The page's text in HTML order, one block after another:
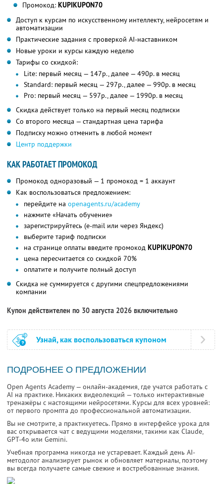
Промокод: KUPIKUPON70
Доступ к курсам по искусственному интеллекту, нейросетям и
автоматизации
Практические задания с проверкой AI-наставником
Новые уроки и курсы каждую неделю
Тарифы со скидкой:
Lite: первый месяц — 147р., далее — 490р. в месяц
Standard: первый месяц — 297р., далее — 990р. в месяц
Pro: первый месяц — 597р., далее — 1990р. в месяц
Скидка действует только на первый месяц подписки
Со второго месяца — стандартная цена тарифа
Подписку можно отменить в любой момент
Центр поддержки
КАК РАБОТАЕТ ПРОМОКОД
Промокод одноразовый — 1 промокод = 1 аккаунт
Как воспользоваться предложением:
перейдите на openagents.ru/academy
нажмите «Начать обучение»
зарегистрируйтесь (e-mail или через Яндекс)
выберите тариф подписки
на странице оплаты введите промокод KUPIKUPON70
цена пересчитается со скидкой 70%
оплатите и получите полный доступ
Скидка не суммируется с другими спецпредложениями
компании
Купон действителен по 30 августа 2026 включительно
Узнай, как воспользоваться купоном
ПОДРОБНЕЕ О ПРЕДЛОЖЕНИИ
Open Agents Academy — онлайн-академия, где учатся работать с
AI на практике. Никаких видеолекций — только интерактивные
тренажёры с настоящими нейросетями. Курсы для всех уровней:
от первого промпта до профессиональной автоматизации.
Вы не смотрите, а практикуетесь. Прямо в интерфейсе урока для
вас открывается чат с ведущими моделями, такими как Claude,
GPT-4o или Gemini.
Учебная программа никогда не устаревает. Каждый день AI-
методолог анализирует рынок и обновляет материалы, поэтому
вы всегда получаете самые свежие и востребованные знания.